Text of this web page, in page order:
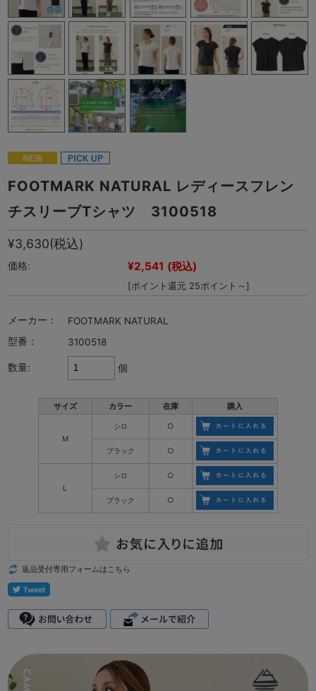
FOOTMARK NATURAL レディースフレン
チスリーブTシャツ 3100518
¥3,630(税込)
価格: ¥2,541 (税込)
[ポイント還元 25ポイント～]
メーカー：
FOOTMARK NATURAL
型番：
3100518
数量: 個
サイズ カラー 在庫 購入
M
シロ ○
ブラック ○
L
シロ ○
ブラック ○
返品受付専用フォームはこちら